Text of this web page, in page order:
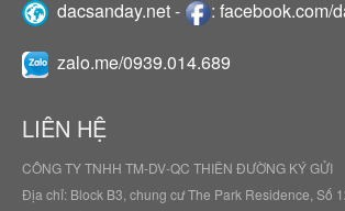
dacsanday.net- : facebook.com/
zalo.me/0939.014.689
LIÊN HỆ
CÔNG TY TNHH TM-DV-QC THIÊN ĐƯỜNG KÝ GỬI
Địa chỉ: Block B3, chung cư The Park Residence, Số